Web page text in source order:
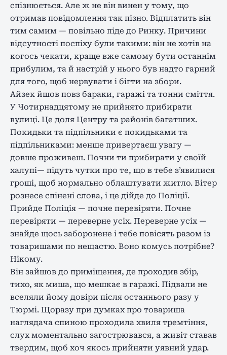
спізнюється. Але ж не він винен у тому, що
отримав повідомлення так пізно. Відплатить він
тим самим — повільно піде до Ринку. Причини
відсутності поспіху були такими: він не хотів на
когось чекати, краще вже самому бути останнім
прибулим, та й настрій у нього був надто гарний
для того, щоб нервувати і бігти на збори.
Айзек йшов повз бараки, гаражі та тонни сміття.
У Чотирнадцятому не прийнято прибирати
вулиці. Це доля Центру та районів багатших.
Покидьки та підпільники є покидьками та
підпільниками: менше привертаєш увагу —
довше проживеш. Почни ти прибирати у своїй
халупі— підуть чутки про те, що в тебе з’явилися
гроші, щоб нормально облаштувати житло. Вітер
рознесе спінені слова, і це дійде до Поліції.
Прийде Поліція — почне перевіряти. Почне
перевіряти — переверне усіх. Переверне усіх —
знайде щось заборонене і тебе повісять разом із
товаришами по нещастю. Воно комусь потрібне?
Нікому.
Він зайшов до приміщення, де проходив збір,
тихо, як миша, що мешкає в гаражі. Підвали не
вселяли йому довіри після останнього разу у
Тюрмі. Щоразу при думках про товариша
наглядача спиною проходила хвиля тремтіння,
слух моментально загострювався, а живіт ставав
твердим, щоб хоч якось прийняти уявний удар.